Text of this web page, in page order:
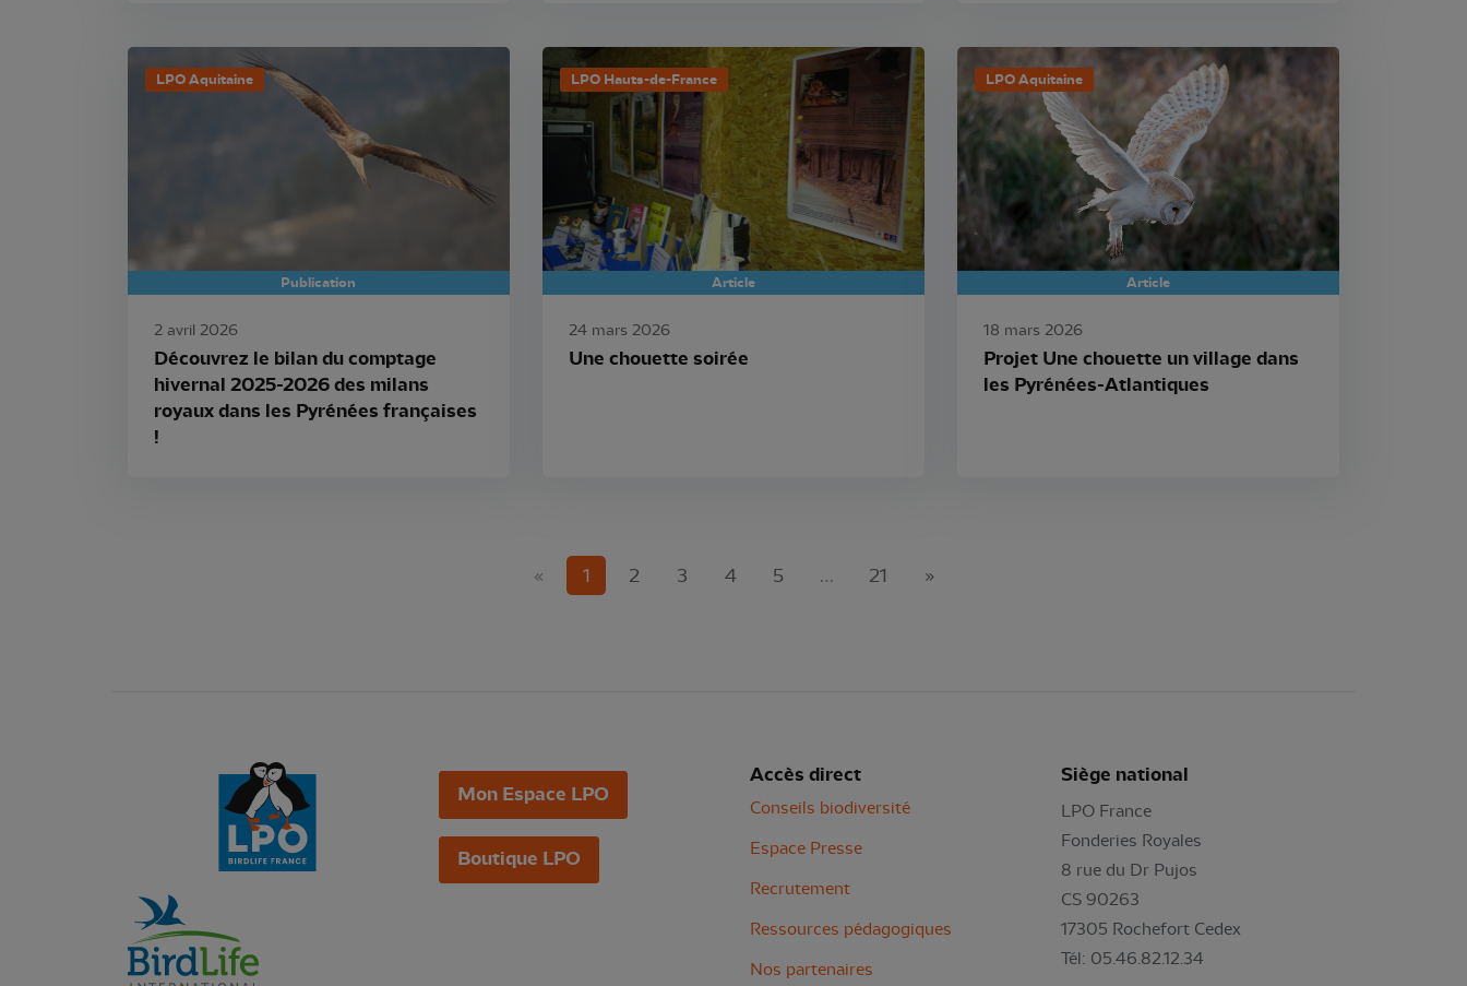
LPO Aquitaine
Publication
2 avril 2026
Découvrez le bilan du comptage
hivernal 2025-2026 des milans
royaux dans les Pyrénées françaises
!
LPO Hauts-de-France
Article
24 mars 2026
Une chouette soirée
LPO Aquitaine
Article
18 mars 2026
Projet Une chouette un village dans
les Pyrénées-Atlantiques
« 1(current)
2 3 4 5 … 21 »
Mon Espace LPO
Boutique LPO
Accès direct
Conseils biodiversité
Espace Presse
Recrutement
Ressources pédagogiques
Nos partenaires
Siège national
LPO France
Fonderies Royales
8 rue du Dr Pujos
CS 90263
17305 Rochefort Cedex
Tél: 05.46.82.12.34